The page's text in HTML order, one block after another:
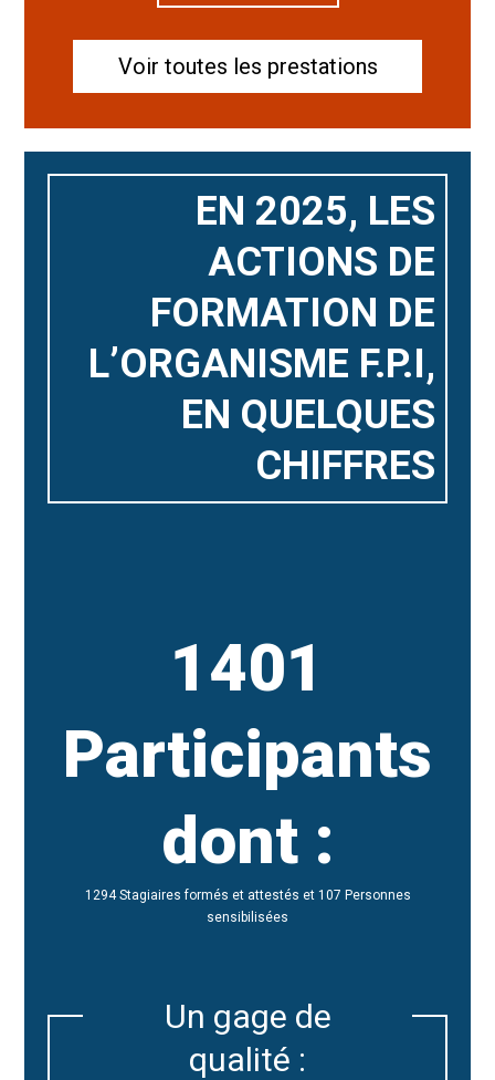
Voir toutes les prestations
EN 2025, LES
ACTIONS DE
FORMATION DE
L’ORGANISME F.P.I,
EN QUELQUES
CHIFFRES
1401
Participants
dont :
1294 Stagiaires formés et attestés et 107 Personnes
sensibilisées
Un gage de
qualité :